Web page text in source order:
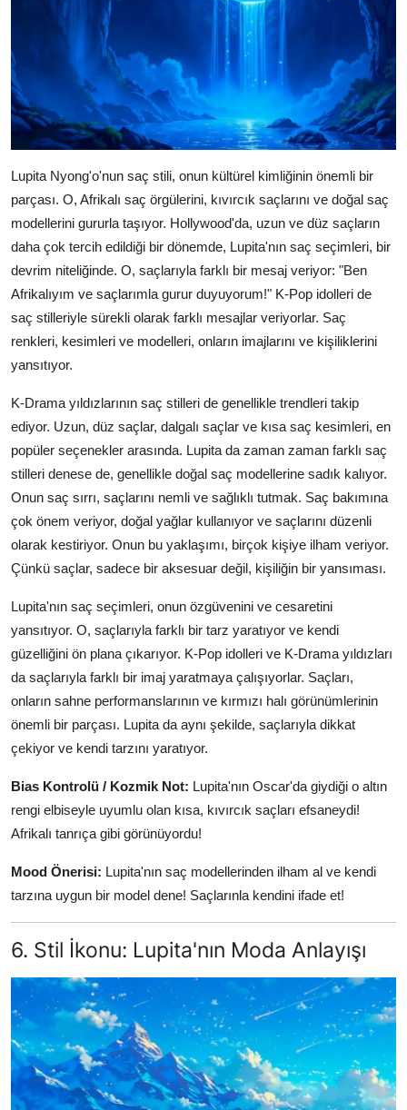
Lupita Nyong'o'nun saç stili, onun kültürel kimliğinin önemli bir
parçası. O, Afrikalı saç örgülerini, kıvırcık saçlarını ve doğal saç
modellerini gururla taşıyor. Hollywood'da, uzun ve düz saçların
daha çok tercih edildiği bir dönemde, Lupita'nın saç seçimleri, bir
devrim niteliğinde. O, saçlarıyla farklı bir mesaj veriyor: "Ben
Afrikalıyım ve saçlarımla gurur duyuyorum!" K-Pop idolleri de
saç stilleriyle sürekli olarak farklı mesajlar veriyorlar. Saç
renkleri, kesimleri ve modelleri, onların imajlarını ve kişiliklerini
yansıtıyor.
K-Drama yıldızlarının saç stilleri de genellikle trendleri takip
ediyor. Uzun, düz saçlar, dalgalı saçlar ve kısa saç kesimleri, en
popüler seçenekler arasında. Lupita da zaman zaman farklı saç
stilleri denese de, genellikle doğal saç modellerine sadık kalıyor.
Onun saç sırrı, saçlarını nemli ve sağlıklı tutmak. Saç bakımına
çok önem veriyor, doğal yağlar kullanıyor ve saçlarını düzenli
olarak kestiriyor. Onun bu yaklaşımı, birçok kişiye ilham veriyor.
Çünkü saçlar, sadece bir aksesuar değil, kişiliğin bir yansıması.
Lupita'nın saç seçimleri, onun özgüvenini ve cesaretini
yansıtıyor. O, saçlarıyla farklı bir tarz yaratıyor ve kendi
güzelliğini ön plana çıkarıyor. K-Pop idolleri ve K-Drama yıldızları
da saçlarıyla farklı bir imaj yaratmaya çalışıyorlar. Saçları,
onların sahne performanslarının ve kırmızı halı görünümlerinin
önemli bir parçası. Lupita da aynı şekilde, saçlarıyla dikkat
çekiyor ve kendi tarzını yaratıyor.
Bias Kontrolü / Kozmik Not: Lupita'nın Oscar'da giydiği o altın
rengi elbiseyle uyumlu olan kısa, kıvırcık saçları efsaneydi!
Afrikalı tanrıça gibi görünüyordu!
Mood Önerisi: Lupita'nın saç modellerinden ilham al ve kendi
tarzına uygun bir model dene! Saçlarınla kendini ifade et!
6. Stil İkonu: Lupita'nın Moda Anlayışı